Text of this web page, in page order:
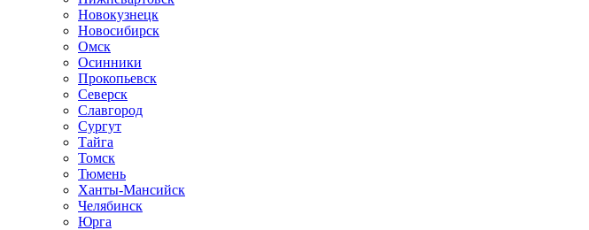
Новокузнецк
Новосибирск
Омск
Осинники
Прокопьевск
Северск
Славгород
Сургут
Тайга
Томск
Тюмень
Ханты-Мансийск
Челябинск
Юрга